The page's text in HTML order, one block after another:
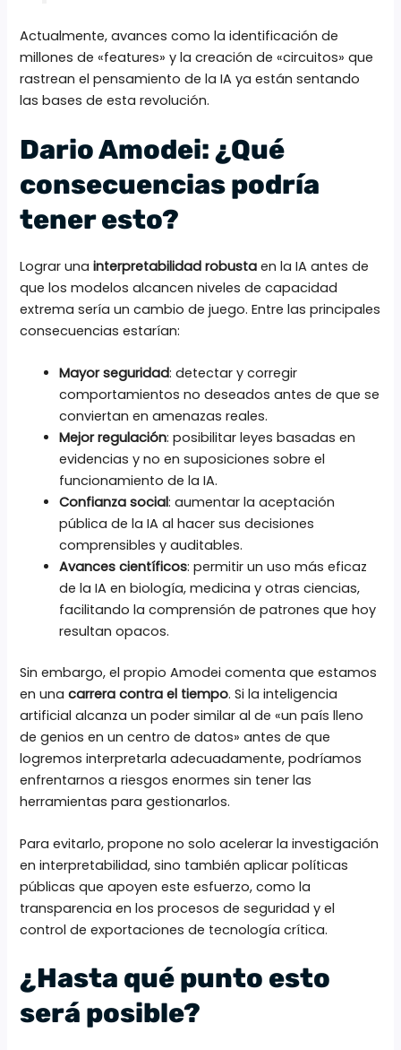
Actualmente, avances como la identificación de
millones de «features» y la creación de «circuitos» que
rastrean el pensamiento de la IA ya están sentando
las bases de esta revolución.
Dario Amodei: ¿Qué
consecuencias podría
tener esto?
Lograr unainterpretabilidad robusta en la IA antes de
que los modelos alcancen niveles de capacidad
extrema sería un cambio de juego. Entre las principales
consecuencias estarían:
Mayor seguridad: detectar y corregir
comportamientos no deseados antes de que se
conviertan en amenazas reales.
Mejor regulación: posibilitar leyes basadas en
evidencias y no en suposiciones sobre el
funcionamiento de la IA.
Confianza social: aumentar la aceptación
pública de la IA al hacer sus decisiones
comprensibles y auditables.
Avances científicos: permitir un uso más eficaz
de la IA en biología, medicina y otras ciencias,
facilitando la comprensión de patrones que hoy
resultan opacos.
Sin embargo, el propio Amodei comenta que estamos
en unacarrera contra el tiempo. Si la inteligencia
artificial alcanza un poder similar al de «un país lleno
de genios en un centro de datos» antes de que
logremos interpretarla adecuadamente, podríamos
enfrentarnos a riesgos enormes sin tener las
herramientas para gestionarlos.
Para evitarlo, propone no solo acelerar la investigación
en interpretabilidad, sino también aplicar políticas
públicas que apoyen este esfuerzo, como la
transparencia en los procesos de seguridad y el
control de exportaciones de tecnología crítica.
¿Hasta qué punto esto
será posible?